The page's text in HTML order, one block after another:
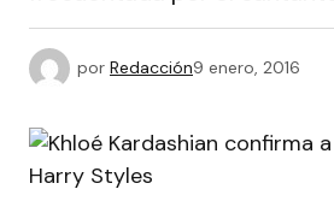
por Redacción9 enero, 2016